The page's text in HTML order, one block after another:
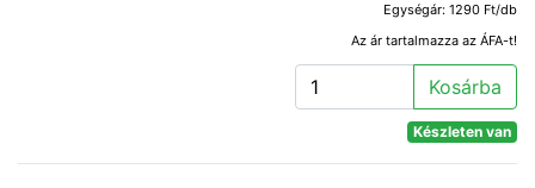
Egységár: 1290 Ft/db
Az ár tartalmazza az ÁFA-t!
Kosárba
Készleten van